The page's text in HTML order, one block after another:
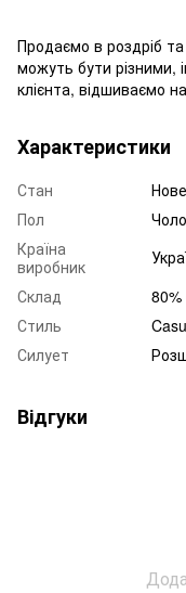
Продаємо в роздріб
можуть бути різними,
клієнта, відшиваємо
Характеристики
Стан
Нове
Пол
Країна
виробник
Склад
80%
Стиль
Силует
Відгуки